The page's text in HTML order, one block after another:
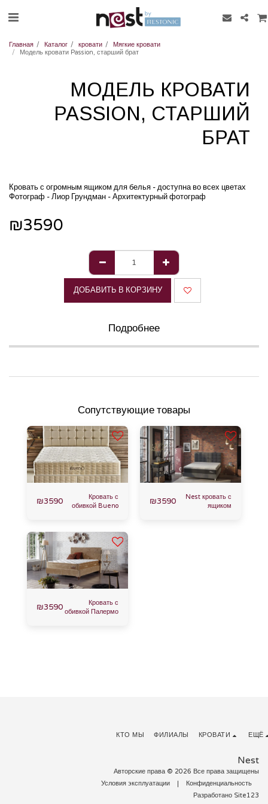
Главная Каталог кровати
Мягкие кровати
Модель кровати Passion, старший брат
МОДЕЛЬ КРОВАТИ
PASSION, СТАРШИЙ
БРАТ
Кровать с огромным ящиком для белья - доступна во всех цветах
Фотограф - Лиор Грундман - Архитектурный фотограф
₪3590
ДОБАВИТЬ В КОРЗИНУ
Подробнее
Сопутствующие товары
Кровать с
обивкой Bueno
₪3590
Nest кровать с
ящиком
₪3590
Кровать с
обивкой Палермо
₪3590
Nest
Авторские права © 2026 Все права защищены
Условия эксплуатации |
Конфиденциальность
Разработано Site123
КТО МЫ ФИЛИАЛЫ КРОВАТИ ЕЩЁ